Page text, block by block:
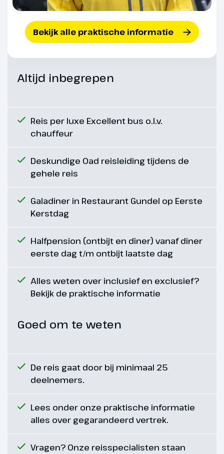
In de ochtend verlaten we
Budapest en rijden naar het
barokke paleis Gödöllö (€). Ooit
gebouwd door de graaf Antal
Grassalkovich en later
overgegaan aan Keizer Frans
Jozef I van Oostenrijk, zijn vrouw,
de beroemde keizerin Sissi heeft
bijnaam dan ook het het ‘Sissi
het dorpje uitgegroeid tot een
mondaine plaats voor de
Hongaarse adel. We maken hier
een rondleiding door het op één
na grootste barokke kasteel van
Europa. We zien hier de
slottheater, de balzaal en de
Altijd inbegrepen
Reis per luxe Excellent bus o.l.v.
chauffeur
Deskundige Oad reisleiding tijdens de
gehele reis
Galadiner in Restaurant Gundel op Eerste
Kerstdag
Halfpension (ontbijt en diner) vanaf diner
eerste dag t/m ontbijt laatste dag
Alles weten over inclusief en exclusief?
Bekijk de praktische informatie
Bekijk alle praktische informatie
Goed om te weten
De reis gaat door bij minimaal 25
deelnemers.
Lees onder onze praktische informatie
alles over gegarandeerd vertrek.
Vragen? Onze reisspecialisten staan